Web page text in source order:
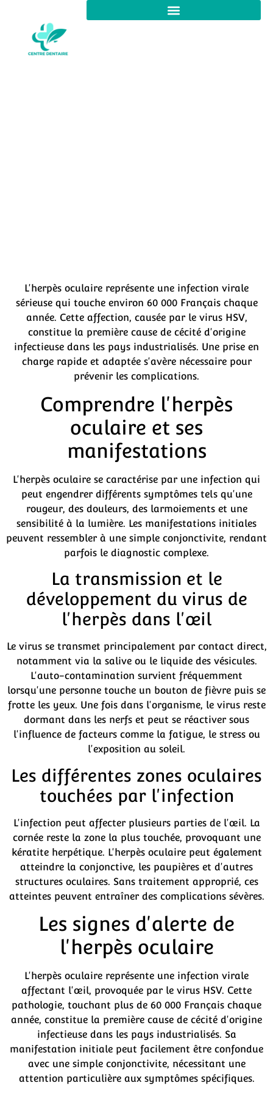
L'herpès oculaire représente une infection virale
sérieuse qui touche environ 60 000 Français chaque
année. Cette affection, causée par le virus HSV,
constitue la première cause de cécité d'origine
infectieuse dans les pays industrialisés. Une prise en
charge rapide et adaptée s'avère nécessaire pour
prévenir les complications.
Comprendre l'herpès
oculaire et ses
manifestations
L'herpès oculaire se caractérise par une infection qui
peut engendrer différents symptômes tels qu'une
rougeur, des douleurs, des larmoiements et une
sensibilité à la lumière. Les manifestations initiales
peuvent ressembler à une simple conjonctivite, rendant
parfois le diagnostic complexe.
La transmission et le
développement du virus de
l'herpès dans l'œil
Le virus se transmet principalement par contact direct,
notamment via la salive ou le liquide des vésicules.
L'auto-contamination survient fréquemment
lorsqu'une personne touche un bouton de fièvre puis se
frotte les yeux. Une fois dans l'organisme, le virus reste
dormant dans les nerfs et peut se réactiver sous
l'influence de facteurs comme la fatigue, le stress ou
l'exposition au soleil.
Les différentes zones oculaires
touchées par l'infection
L'infection peut affecter plusieurs parties de l'œil. La
cornée reste la zone la plus touchée, provoquant une
kératite herpétique. L'herpès oculaire peut également
atteindre la conjonctive, les paupières et d'autres
structures oculaires. Sans traitement approprié, ces
atteintes peuvent entraîner des complications sévères.
Les signes d'alerte de
l'herpès oculaire
L'herpès oculaire représente une infection virale
affectant l'œil, provoquée par le virus HSV. Cette
pathologie, touchant plus de 60 000 Français chaque
année, constitue la première cause de cécité d'origine
infectieuse dans les pays industrialisés. Sa
manifestation initiale peut facilement être confondue
avec une simple conjonctivite, nécessitant une
attention particulière aux symptômes spécifiques.